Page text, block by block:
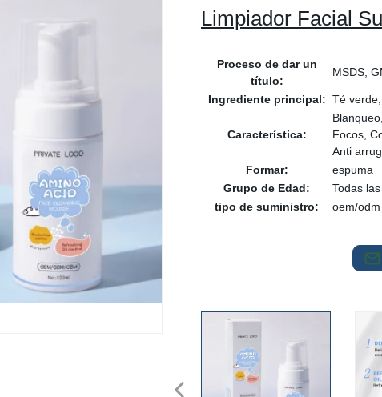
Limpiador Facial
Proceso de dar un
título:
MSDS,
Ingrediente principal: Té
Característica:
Focos,
Anti
Formar:
espuma
Grupo de Edad:
Todas
tipo de suministro:
oem/odm